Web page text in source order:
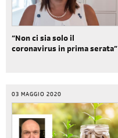
“Non ci sia solo il
coronavirus in prima serata”
03 MAGGIO 2020